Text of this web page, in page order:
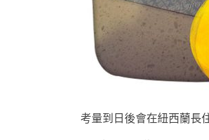
考量到日後會在紐西蘭長